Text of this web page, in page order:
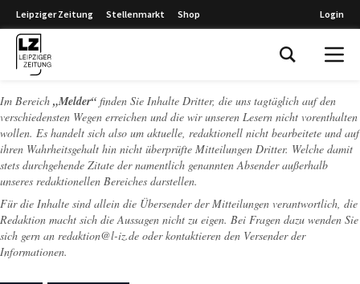
Leipziger Zeitung Stellenmarkt Shop Login
Im Bereich „Melder“ finden Sie Inhalte Dritter, die uns tagtäglich auf den
verschiedensten Wegen erreichen und die wir unseren Lesern nicht vorenthalten
wollen. Es handelt sich also um aktuelle, redaktionell nicht bearbeitete und auf
ihren Wahrheitsgehalt hin nicht überprüfte Mitteilungen Dritter. Welche damit
stets durchgehende Zitate der namentlich genannten Absender außerhalb
unseres redaktionellen Bereiches darstellen.
Für die Inhalte sind allein die Übersender der Mitteilungen verantwortlich, die
Redaktion macht sich die Aussagen nicht zu eigen. Bei Fragen dazu wenden Sie
sich gern an redaktion@l-iz.de oder kontaktieren den Versender der
Informationen.